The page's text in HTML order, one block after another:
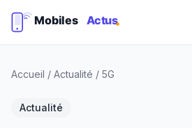
Accueil / Actualité / 5G
Actualité